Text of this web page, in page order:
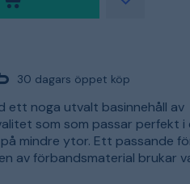
30 dagars öppet köp
ett noga utvalt basinnehåll av
som som passar perfekt
mindre ytor. Ett passande
av förbandsmaterial brukar